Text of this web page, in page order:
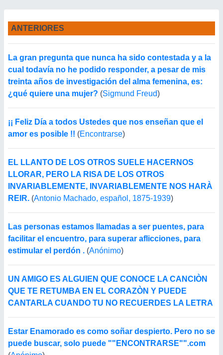
ANTERIORES
La gran pregunta que nunca ha sido contestada y a la
cual todavía no he podido responder, a pesar de mis
treinta años de investigación del alma femenina, es:
¿qué quiere una mujer? (Sigmund Freud)
¡¡ Feliz Día a todos Ustedes que nos enseñan que el
amor es posible !! (Encontrarse)
EL LLANTO DE LOS OTROS SUELE HACERNOS
LLORAR, PERO LA RISA DE LOS OTROS
INVARIABLEMENTE, INVARIABLEMENTE NOS HARÀ
REIR. (Antonio Machado, español, 1875-1939)
Las personas estamos llamadas a ser puentes, para
facilitar el encuentro, para superar aflicciones, para
estimular el perdón . (Anónimo)
UN AMIGO ES ALGUIEN QUE CONOCE LA CANCIÒN
QUE TE RETUMBA EN EL CORAZÒN Y PUEDE
CANTARLA CUANDO TU NO RECUERDES LA LETRA
Estar Enamorado es como soñar despierto. Pero no se
puede buscar, solo puede ""ENCONTRARSE"".com